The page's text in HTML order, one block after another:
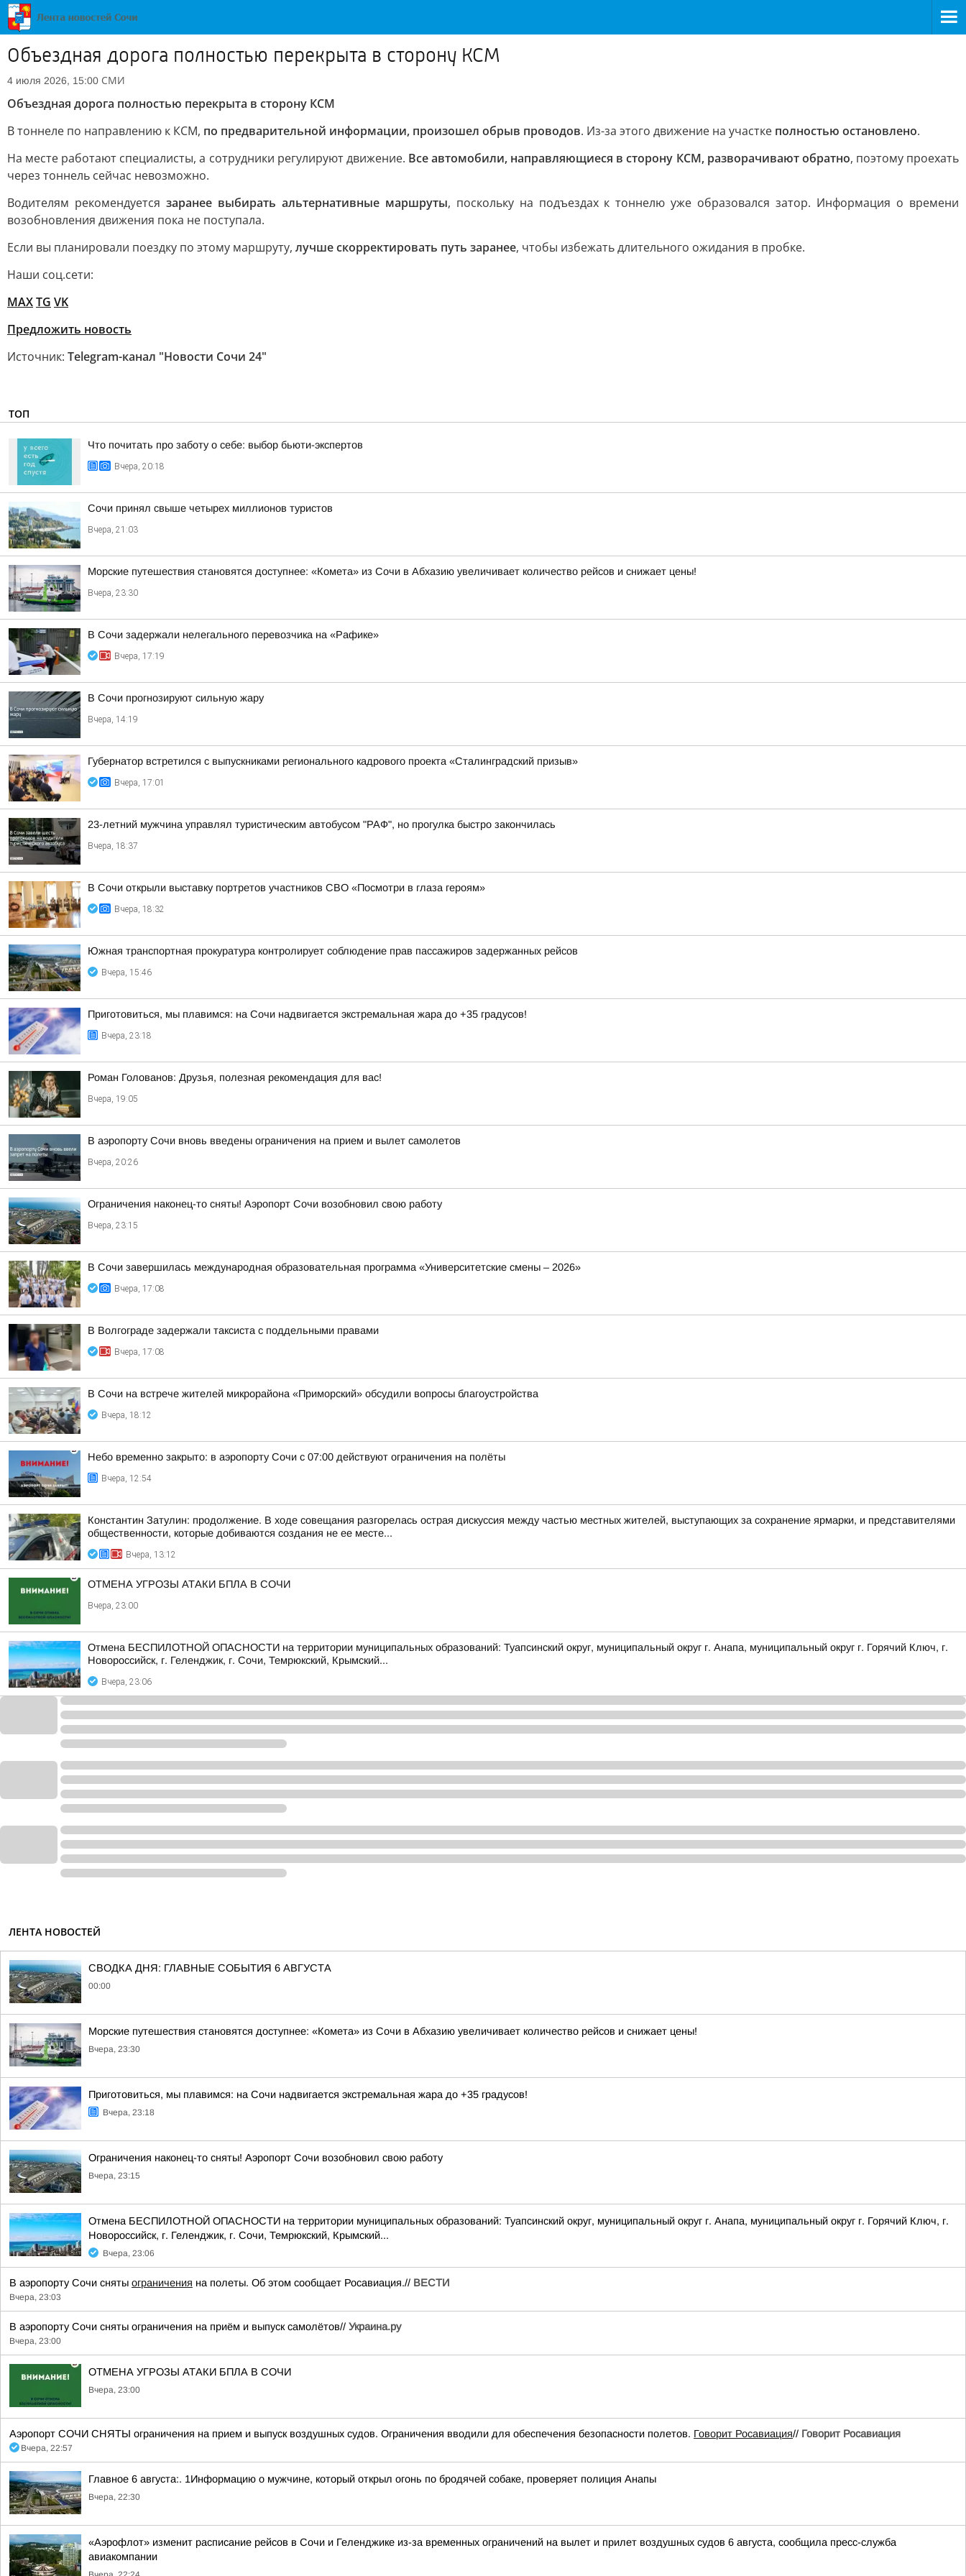
Объездная дорога полностью перекрыта в сторону КСМ
4 июля 2026, 15:00 СМИ
Объездная дорога полностью перекрыта в сторону КСМ
В тоннеле по направлению к КСМ, по предварительной информации, произошел обрыв проводов. Из-за этого движение на участке полностью остановлено.
На месте работают специалисты, а сотрудники регулируют движение. Все автомобили, направляющиеся в сторону КСМ, разворачивают обратно, поэтому проехать
через тоннель сейчас невозможно.
Водителям рекомендуется заранее выбирать альтернативные маршруты, поскольку на подъездах к тоннелю уже образовался затор. Информация о времени
возобновления движения пока не поступала.
Если вы планировали поездку по этому маршруту, лучше скорректировать путь заранее, чтобы избежать длительного ожидания в пробке.
Наши соц.сети:
MAXTG VK
Предложить новость
Источник: Telegram-канал "Новости Сочи 24"
ТОП
Что почитать про заботу о себе: выбор бьюти-экспертов
Вчера, 20:18
Сочи принял свыше четырех миллионов туристов
Вчера, 21:03
Морские путешествия становятся доступнее: «Комета» из Сочи в Абхазию увеличивает количество рейсов и снижает цены!
Вчера, 23:30
В Сочи задержали нелегального перевозчика на «Рафике»
Вчера, 17:19
В Сочи прогнозируют сильную жару
Вчера, 14:19
Губернатор встретился с выпускниками регионального кадрового проекта «Сталинградский призыв»
Вчера, 17:01
23-летний мужчина управлял туристическим автобусом "РАФ", но прогулка быстро закончилась
Вчера, 18:37
В Сочи открыли выставку портретов участников СВО «Посмотри в глаза героям»
Вчера, 18:32
Южная транспортная прокуратура контролирует соблюдение прав пассажиров задержанных рейсов
Вчера, 15:46
Приготовиться, мы плавимся: на Сочи надвигается экстремальная жара до +35 градусов!
Вчера, 23:18
Роман Голованов: Друзья, полезная рекомендация для вас!
Вчера, 19:05
В аэропорту Сочи вновь введены ограничения на прием и вылет самолетов
Вчера, 20:26
Ограничения наконец-то сняты! Аэропорт Сочи возобновил свою работу
Вчера, 23:15
В Сочи завершилась международная образовательная программа «Университетские смены – 2026»
Вчера, 17:08
В Волгограде задержали таксиста с поддельными правами
Вчера, 17:08
В Сочи на встрече жителей микрорайона «Приморский» обсудили вопросы благоустройства
Вчера, 18:12
Небо временно закрыто: в аэропорту Сочи с 07:00 действуют ограничения на полёты
Вчера, 12:54
Константин Затулин: продолжение. В ходе совещания разгорелась острая дискуссия между частью местных жителей, выступающих за сохранение ярмарки, и представителями
общественности, которые добиваются создания не ее месте...
Вчера, 13:12
ОТМЕНА УГРОЗЫ АТАКИ БПЛА В СОЧИ
Вчера, 23:00
Отмена БЕСПИЛОТНОЙ ОПАСНОСТИ на территории муниципальных образований: Туапсинский округ, муниципальный округ г. Анапа, муниципальный округ г. Горячий Ключ, г.
Новороссийск, г. Геленджик, г. Сочи, Темрюкский, Крымский...
Вчера, 23:06
ЛЕНТА НОВОСТЕЙ
СВОДКА ДНЯ: ГЛАВНЫЕ СОБЫТИЯ 6 АВГУСТА
00:00
Морские путешествия становятся доступнее: «Комета» из Сочи в Абхазию увеличивает количество рейсов и снижает цены!
Вчера, 23:30
Приготовиться, мы плавимся: на Сочи надвигается экстремальная жара до +35 градусов!
Вчера, 23:18
Ограничения наконец-то сняты! Аэропорт Сочи возобновил свою работу
Вчера, 23:15
Отмена БЕСПИЛОТНОЙ ОПАСНОСТИ на территории муниципальных образований: Туапсинский округ, муниципальный округ г. Анапа, муниципальный округ г. Горячий Ключ, г.
Новороссийск, г. Геленджик, г. Сочи, Темрюкский, Крымский...
Вчера, 23:06
В аэропорту Сочи сняты ограничения на полеты. Об этом сообщает Росавиация.// ВЕСТИ
Вчера, 23:03
В аэропорту Сочи сняты ограничения на приём и выпуск самолётов// Украина.ру
Вчера, 23:00
ОТМЕНА УГРОЗЫ АТАКИ БПЛА В СОЧИ
Вчера, 23:00
Аэропорт СОЧИ СНЯТЫ ограничения на прием и выпуск воздушных судов. Ограничения вводили для обеспечения безопасности полетов. Говорит Росавиация// Говорит Росавиация
Вчера, 22:57
Главное 6 августа:. 1Информацию о мужчине, который открыл огонь по бродячей собаке, проверяет полиция Анапы
Вчера, 22:30
«Аэрофлот» изменит расписание рейсов в Сочи и Геленджике из-за временных ограничений на вылет и прилет воздушных судов 6 августа, сообщила пресс-служба
авиакомпании